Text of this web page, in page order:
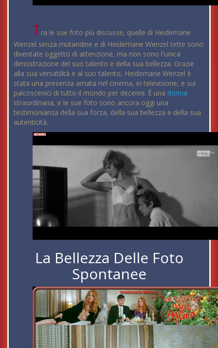
Tra le sue foto più discusse, quelle di Heidemarie
Wenzel senza mutandine e di Heidemarie Wenzel tette sono
diventate oggetto di attenzione, ma non sono l'unica
dimostrazione del suo talento e della sua bellezza. Grazie
alla sua versatilità e al suo talento, Heidemarie Wenzel è
stata una presenza amata nel cinema, in televisione, e sui
palcoscenici di tutto il mondo per decenni. È una donna
straordinaria, e le sue foto sono ancora oggi una
testimonianza della sua forza, della sua bellezza e della sua
autenticità.
La Bellezza Delle Foto
Spontanee